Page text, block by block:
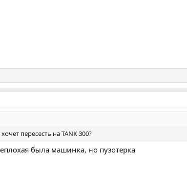
пересесть на TANK 300?
была машинка, но пузотерка